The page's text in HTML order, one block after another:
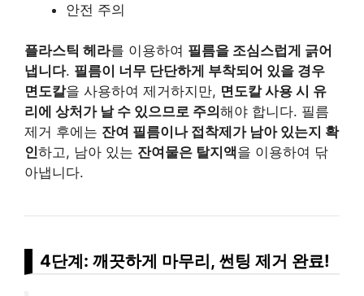
안전 주의
플라스틱 헤라를 이용하여 필름을 조심스럽게 긁어
냅니다. 필름이 너무 단단하게 부착되어 있을 경우
면도칼을 사용하여 제거하지만, 면도칼 사용 시 유
리에 상처가 날 수 있으므로 주의 해야 합니다. 필름
제거 후에는 잔여 필름이나 접착제가 남아 있는지 확
인하고, 남아 있는 잔여물은 탈지액을 이용하여 닦
아냅니다.
4단계: 깨끗하게 마무리, 썬팅 제거 완료!